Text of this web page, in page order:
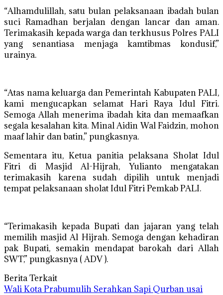
“Alhamdulillah, satu bulan pelaksanaan ibadah bulan
suci Ramadhan berjalan dengan lancar dan aman.
Terimakasih kepada warga dan terkhusus Polres PALI
yang senantiasa menjaga kamtibmas kondusif,”
urainya.
“Atas nama keluarga dan Pemerintah Kabupaten PALI,
kami mengucapkan selamat Hari Raya Idul Fitri.
Semoga Allah menerima ibadah kita dan memaafkan
segala kesalahan kita. Minal Aidin Wal Faidzin, mohon
maaf lahir dan batin,” pungkasnya.
Sementara itu, Ketua panitia pelaksana Sholat Idul
Fitri di Masjid Al-Hijrah, Yulianto mengatakan
terimakasih karena sudah dipilih untuk menjadi
tempat pelaksanaan sholat Idul Fitri Pemkab PALI.
“Terimakasih kepada Bupati dan jajaran yang telah
memilih masjid Al Hijrah. Semoga dengan kehadiran
pak Bupati, semakin mendapat barokah dari Allah
SWT,” pungkasnya ( ADV ).
Berita Terkait
Wali Kota Prabumulih Serahkan Sapi Qurban usai